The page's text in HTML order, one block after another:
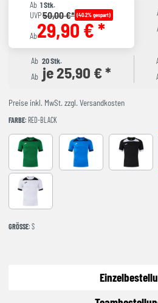
Ab 1 Stk.
UVP50,00 €* (40.2% gespart)
Ab29,90 € *
Ab 20 Stk.
Ab je 25,90 € *
Preise inkl. MwSt. zzgl. Versandkosten
FARBE: RED-BLACK
GREEEN-BLACK ROYAL-NAVY black-
GRÖSSE : S